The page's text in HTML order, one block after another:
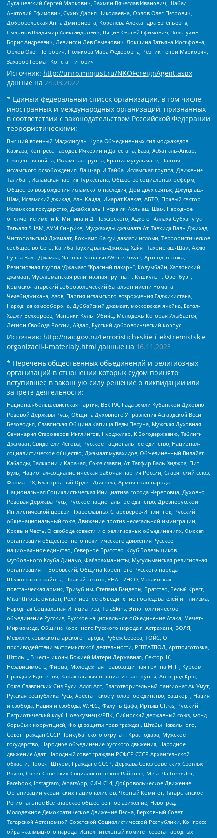
Лукашевский Сергей Маркович, Бахмин Вячеслав Иванович, Шабад
Анатолий Ефимович, Сухих Дарья Николаевна, Орлов Олег Петрович,
Добровольская Анна Дмитриевна, Королева Александра Евгеньевна,
Смирнов Владимир Александрович, Вицин Сергей Ефимович, Золотухин
Борис Андреевич, Левинсон Лев Семенович, Локшина Татьяна Иосифовна,
Орлов Олег Петрович, Полякова Мара Федоровна, Резник Генри Маркович,
Захаров Герман Константинович
Источник: http://unro.minjust.ru/NKOForeignAgent.aspx
данные на 24.03.2022
* Единый федеральный список организаций, в том числе
иностранных и международных организаций, признанных
в соответствии с законодательством Российской Федерации
террористическими:
Высший военный Маджлисуль Шура Объединенных сил моджахедов
Кавказа, Конгресс народов Ичкерии и Дагестана, База, Асбат аль-Ансар,
Священная война, Исламская группа, Братья-мусульмане, Партия
исламского освобождения, Лашкар-И-Тайба, Исламская группа, Движение
Талибан, Исламская партия Туркестана, Общество социальных реформ,
Общество возрождения исламского наследия, Дом двух святых, Джунд аш-
Шам, Исламский джихад, Аль-Каида, Имарат Кавказ, АБТО, Правый сектор,
Исламское государство, Джабха аль-Нусра ли-Ахль аш-Шам, Народное
ополчение имени К. Минина и Д. Пожарского, Аджр от Аллаха Субхану уа
Тагьаля SHAM, АУМ Синрике, Муджахеды джамаата Ат-Тавхида Валь-Джихад,
Чистопольский Джамаат, Рохнамо ба суи давлати исломи, Террористическое
сообщество Сеть, Катиба Таухид валь-Джихад, Хайят Тахрир аш-Шам, Ахлю
Сунна Валь Джамаа, National Socialism/White Power, Артподготовка,
Религиозная группа “Джамаат “Красный пахарь”, Колумбайн, Хатлонский
джамаат, Мусульманская религиозная группа п. Кушкуль г. Оренбург,
Крымско-татарский добровольческий батальон имени Номана
Челебиджихана, Азов, Партия исламского возрождения Таджикистана,
Народная самооборона, Дуббайский джамаат, московская ячейка, Батал-
Хаджи Белхороев, Маньяки Культ Убийц, Молодёжь Которая Улыбается,
Легион Свобода России, Айдар, Русский добровольческий корпус
Источник: http://nac.gov.ru/terroristicheskie-i-ekstremistskie-
organizacii-i-materialy.html данные на 16.11.2023
* Перечень общественных объединений и религиозных
организаций в отношении которых судом принято
вступившее в законную силу решение о ликвидации или
запрете деятельности:
Национал-большевистская партия, ВЕК РА, Рада земли Кубанской Духовно
Родовой Державы Русь, Община Духовного Управления Асгардской Веси
Беловодья, Славянская Община Капища Веды Перуна, Мужская Духовная
Семинария Староверов-Инглингов, Нурджулар, К Богодержавию, Таблиги
Джамаат, Свидетели Иеговы, Русское национальное единство, Национал-
социалистическое общество, Джамаат мувахидов, Объединенный Вилайат
Кабарды, Балкарии и Карачая, Союз славян, Ат-Такфир Валь-Хиджра, Пит
Буль, Национал-социалистическая рабочая партия России, Славянский союз,
Формат-18, Благородный Орден Дьявола, Армия воли народа,
Национальная Социалистическая Инициатива города Череповца, Духовно-
Родовая Держава Русь, Русское национальное единство, Древнерусской
Инглистической церкви Православных Староверов-Инглингов, Русский
общенациональный союз, Движение против нелегальной иммиграции,
Кровь и Честь, О свободе совести и о религиозных объединениях, Омская
организация общественного политического движения Русское
национальное единство, Северное Братство, Клуб Болельщиков
Футбольного Клуба Динамо, Файзрахманисты, Мусульманская религиозная
организация п. Боровский, Община Коренного Русского народа
Щелковского района, Правый сектор, УНА - УНСО, Украинская
повстанческая армия, Тризуб им. Степана Бандеры, Братство, Белый Крест,
Misanthropic division, Религиозное объединение последователей инглиизма,
Народная Социальная Инициатива, TulaSkins, Этнополитическое
объединение Русские, Русское национальное объединение Атака, Мечеть
Мирмамеда, Община Коренного Русского народа г. Астрахани, ВОЛЯ,
Меджлис крымскотатарского народа, Рубеж Севера, ТОЙС, О
противодействии экстремистской деятельности, РЕВТАТПОД, Артподготовка,
Штольц, В честь иконы Божией Матери Державная, Сектор 16,
Независимость, Фирма, Молодежная правозащитная группа МПГ, Курсом
Правды и Единения, Каракольская инициативная группа, Автоград Крю,
Союз Славянских Сил Руси, Алля-Аят, Благотворительный пансионат Ак Умут,
Русская республика Русь, Арестантское уголовное единство, Башкорт, Нация
и свобода, Нация и свобода, W.H.С., Фалунь Дафа, Иртыш Ultras, Русский
Патриотический клуб-Новокузнецк/РПК, Сибирский державный союз, Фонд
борьбы с коррупцией, Фонд защиты прав граждан, Штабы Навального,
Совет граждан СССР Прикубанского округа г. Краснодара, Мужское
государство, Народное объединение русского движения, Народное
движение Адат, Народный совет граждан РСФСР СССР Архангельской
области, Проект Штурм, Граждане СССР, Держава Союз Советских Светлых
Родов, Совет Советских Социалистических Районов, Meta Platforms Inc,
Facebook, Instagram, WhatsApp, СИЧ-С14, Добровольческое Движение
Организации украинских националистов, Черный Комитет, Татарстанское
Региональное Всетатарское общественное движение, Невоград,
Молодежное Демократическое Движение Весна, Верховный Совет
Татарской Автономной Советской Социалистической Республики, Конгресс
ойрат-калмыцкого народа, Исполнительный комитет совета народных